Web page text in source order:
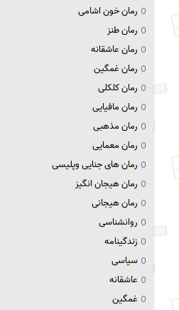
رمان خون اشامی
رمان طنز
رمان عاشقانه
رمان غمگین
رمان کلکلی
رمان مافیایی
رمان مذهبی
رمان معمایی
رمان های جنایی وپلیسی
رمان هیجان انگیز
رمان هیجانی
روانشناسی
زندگینامه
سیاسی
عاشقانه
غمگین